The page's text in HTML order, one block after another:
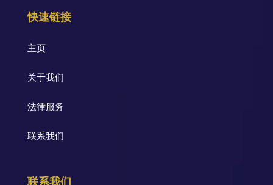
快速链接
主页
关于我们
法律服务
联系我们
联系我们